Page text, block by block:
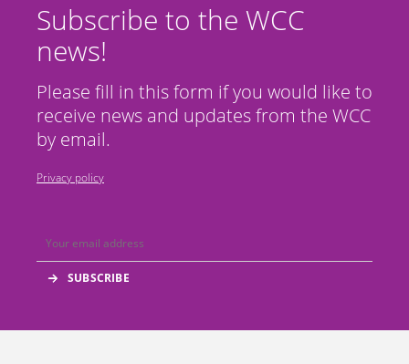
Subscribe to the WCC
news!
Please fill in this form if you would like to
receive news and updates from the WCC
by email.
Privacy policy